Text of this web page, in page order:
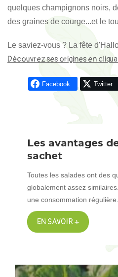
quelques champignons noirs,
des graines de courge...et le
Le saviez-vous ? La fête
Découvrez ses origines en
Facebook Twitter
Les avantages
sachet
Toutes les salades ont des
globalement assez
une consommation
EN SAVOIR +